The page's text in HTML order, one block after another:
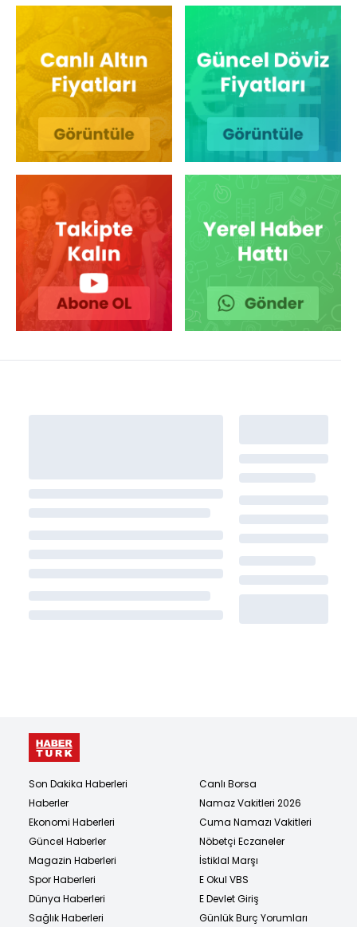
Son Dakika Haberleri
Haberler
Ekonomi Haberleri
Güncel Haberler
Magazin Haberleri
Spor Haberleri
Dünya Haberleri
Sağlık Haberleri
Canlı Borsa
Namaz Vakitleri 2026
Cuma Namazı Vakitleri
Nöbetçi Eczaneler
İstiklal Marşı
E Okul VBS
E Devlet Giriş
Günlük Burç Yorumları